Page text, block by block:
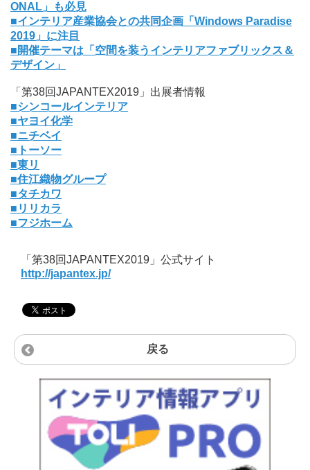
ONAL」も必見
■インテリア産業協会との共同企画「Windows Paradise
2019」に注目
■開催テーマは「空間を装うインテリアファブリックス＆
デザイン」
「第38回JAPANTEX2019」出展者情報
■シンコールインテリア
■ヤヨイ化学
■ニチベイ
■トーソー
■東リ
■住江織物グループ
■タチカワ
■リリカラ
■フジホーム
「第38回JAPANTEX2019」公式サイト
http://japantex.jp/
戻る